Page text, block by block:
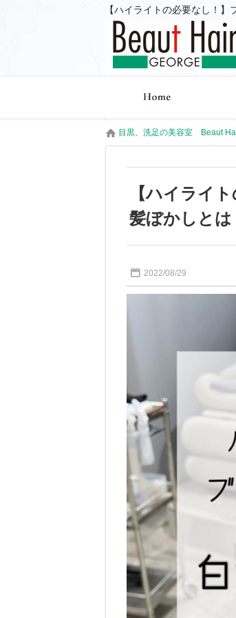
目黒、洗足の美容室 Beaut
【ハイライ
髪ぼかしと
2022/08/29